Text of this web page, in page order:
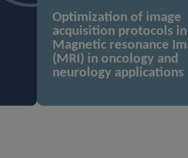
Optimization of image
acquisition protocols in
Magnetic resonance
(MRI) in oncology and
neurology applications